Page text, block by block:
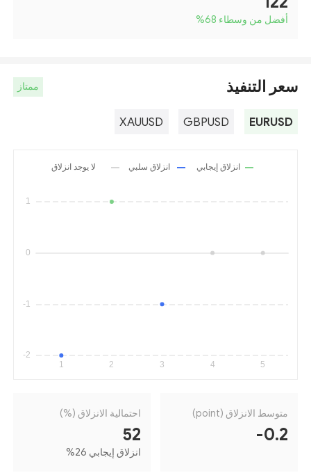
أفضل من وسطاء 68 %
سعر التنفيذ ممتاز
EURUSD
GBPUSD
XAUUSD
متوسط الانزلاق (point)
-0.2
احتمالية الانزلاق (%)
52
انزلاق إيجابي 26 %